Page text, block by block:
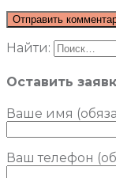
Найти:
Оставить
Ваше имя
Ваш телефон